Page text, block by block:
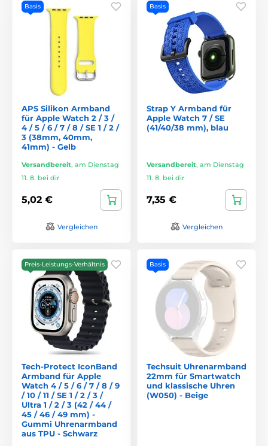
Basis
APS Silikon Armband
für Apple Watch 2 / 3 /
4 / 5 / 6 / 7 / 8 / SE 1 / 2 /
3 (38mm, 40mm,
41mm) - Gelb
Versandbereit, am Dienstag
11. 8. bei dir
5,02 €
Vergleichen
Basis
Strap Y Armband für
Apple Watch 7 / SE
(41/40/38 mm), blau
Versandbereit, am Dienstag
11. 8. bei dir
7,35 €
Vergleichen
Preis-Leistungs-Verhältnis
Tech-Protect IconBand
Armband für Apple
Watch 4 / 5 / 6 / 7 / 8 / 9
/ 10 / 11 / SE 1 / 2 / 3 /
Ultra 1 / 2 / 3 (42 / 44 /
45 / 46 / 49 mm) -
Gummi Uhrenarmband
aus TPU - Schwarz
Basis
Techsuit Uhrenarmband
22mm für Smartwatch
und klassische Uhren
(W050) - Beige